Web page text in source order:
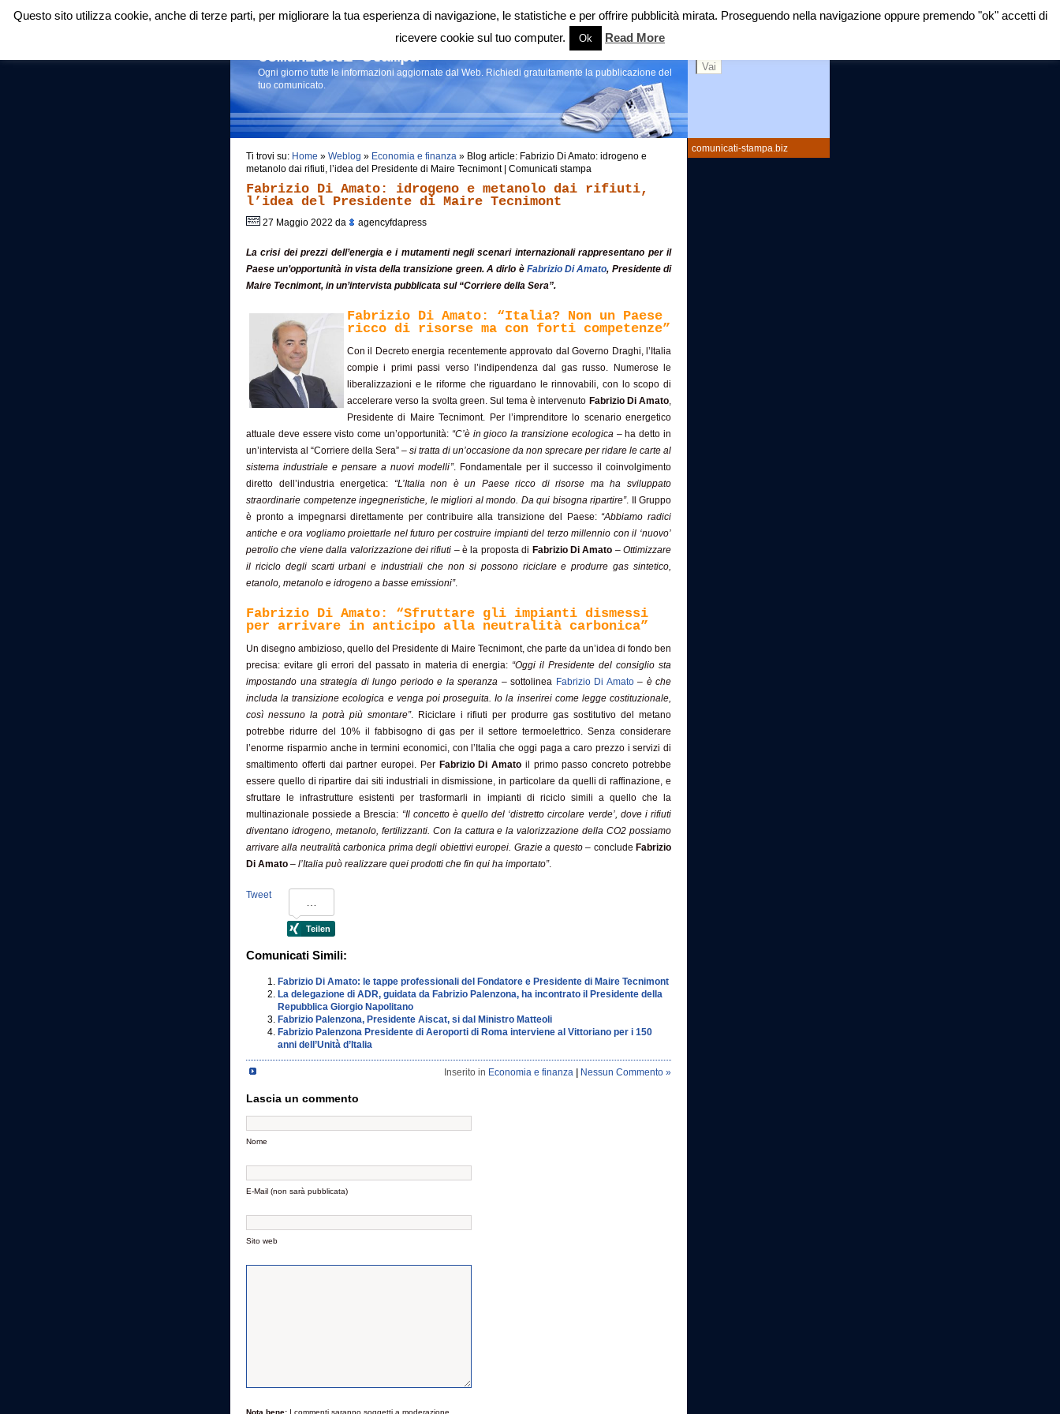
comunicati-stampa.biz
Login |RSS |
Comunicati stampa
Ogni giorno tutte le informazioni aggiornate dal Web. Richiedi gratuitamente la pubblicazione del
tuo comunicato.
Ti trovi su: Home » Weblog » Economia e finanza » Blog article: Fabrizio Di Amato: idrogeno e
metanolo dai rifiuti, l’idea del Presidente di Maire Tecnimont | Comunicati stampa
Fabrizio Di Amato: idrogeno e metanolo dai rifiuti,
l’idea del Presidente di Maire Tecnimont
27 Maggio 2022 da agencyfdapress
La crisi dei prezzi dell’energia e i mutamenti negli scenari internazionali rappresentano per il
Paese un’opportunità in vista della transizione green. A dirlo è Fabrizio Di Amato, Presidente di
Maire Tecnimont, in un’intervista pubblicata sul “Corriere della Sera”.
Fabrizio Di Amato: “Italia? Non un Paese
ricco di risorse ma con forti competenze”
Con il Decreto energia recentemente approvato dal Governo Draghi, l’Italia
compie i primi passi verso l’indipendenza dal gas russo. Numerose le
liberalizzazioni e le riforme che riguardano le rinnovabili, con lo scopo di
accelerare verso la svolta green. Sul tema è intervenuto Fabrizio Di Amato,
Presidente di Maire Tecnimont. Per l’imprenditore lo scenario energetico
attuale deve essere visto come un’opportunità: “C’è in gioco la transizione ecologica– ha detto in
un’intervista al “Corriere della Sera” – si tratta di un’occasione da non sprecare per ridare le carte al
sistema industriale e pensare a nuovi modelli”. Fondamentale per il successo il coinvolgimento
diretto dell’industria energetica: “L’Italia non è un Paese ricco di risorse ma ha sviluppato
straordinarie competenze ingegneristiche, le migliori al mondo. Da qui bisogna ripartire”. Il Gruppo
è pronto a impegnarsi direttamente per contribuire alla transizione del Paese: “Abbiamo radici
antiche e ora vogliamo proiettarle nel futuro per costruire impianti del terzo millennio con il ‘nuovo’
petrolio che viene dalla valorizzazione dei rifiuti – è la proposta di Fabrizio Di Amato – Ottimizzare
il riciclo degli scarti urbani e industriali che non si possono riciclare e produrre gas sintetico,
etanolo, metanolo e idrogeno a basse emissioni”.
Fabrizio Di Amato: “Sfruttare gli impianti dismessi
per arrivare in anticipo alla neutralità carbonica”
Un disegno ambizioso, quello del Presidente di Maire Tecnimont, che parte da un’idea di fondo ben
precisa: evitare gli errori del passato in materia di energia: “Oggi il Presidente del consiglio sta
impostando una strategia di lungo periodo e la speranza – sottolinea Fabrizio Di Amato– è che
includa la transizione ecologica e venga poi proseguita. Io la inserirei come legge costituzionale,
così nessuno la potrà più smontare”. Riciclare i rifiuti per produrre gas sostitutivo del metano
potrebbe ridurre del 10% il fabbisogno di gas per il settore termoelettrico. Senza considerare
l’enorme risparmio anche in termini economici, con l’Italia che oggi paga a caro prezzo i servizi di
smaltimento offerti dai partner europei. Per Fabrizio Di Amato il primo passo concreto potrebbe
essere quello di ripartire dai siti industriali in dismissione, in particolare da quelli di raffinazione, e
sfruttare le infrastrutture esistenti per trasformarli in impianti di riciclo simili a quello che la
multinazionale possiede a Brescia: “Il concetto è quello del ‘distretto circolare verde’, dove i rifiuti
diventano idrogeno, metanolo, fertilizzanti. Con la cattura e la valorizzazione della CO2 possiamo
arrivare alla neutralità carbonica prima degli obiettivi europei. Grazie a questo– conclude Fabrizio
Di Amato – l’Italia può realizzare quei prodotti che fin qui ha importato”.
Tweet
Comunicati Simili:
Fabrizio Di Amato: le tappe professionali del Fondatore e Presidente di Maire Tecnimont
La delegazione di ADR, guidata da Fabrizio Palenzona, ha incontrato il Presidente della
Repubblica Giorgio Napolitano
Fabrizio Palenzona, Presidente Aiscat, si dal Ministro Matteoli
Fabrizio Palenzona Presidente di Aeroporti di Roma interviene al Vittoriano per i 150
anni dell’Unità d’Italia
Inserito in Economia e finanza Nessun Commento »
Lascia un commento
Nome
E-Mail (non sarà pubblicata)
Sito web
Nota bene: I commenti saranno soggetti a moderazione.
Questo sito utilizza cookie, anche di terze parti, per migliorare la tua esperienza di navigazione, le statistiche e per offrire pubblicità mirata. Proseguendo nella navigazione oppure premendo "ok" accetti di
ricevere cookie sul tuo computer.
Ok Read More